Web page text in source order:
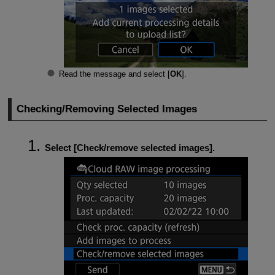
Read the message and select [OK].
Checking/Removing Selected Images
Select [Check/remove selected images].